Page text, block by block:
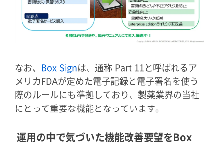
なお、 Box Signは、通称 Part 11と呼ばれるア
メリカFDAが定めた電子記録と電子署名を使う
際のルールにも準拠しており、製薬業界の当社
にとって重要な機能となっています。
運用の中で気づいた機能改善要望をBox